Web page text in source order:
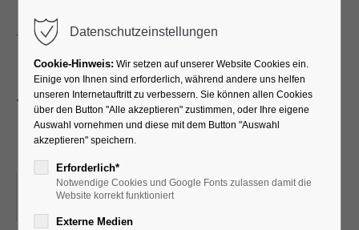
Tanzcafé - mit dem Gute
Laune Duo
11.08.2024, 15:00
Datenschutzeinstellungen
Cookie-Hinweis: Wir setzen auf unserer Website Cookies ein.
Einige von Ihnen sind erforderlich, während andere uns helfen
unseren Internetauftritt zu verbessern. Sie können allen Cookies
über den Button "Alle akzeptieren" zustimmen, oder Ihre eigene
Auswahl vornehmen und diese mit dem Button "Auswahl
akzeptieren" speichern.
Erforderlich*
Notwendige Cookies und Google Fonts zulassen damit die
Website korrekt funktioniert
Externe Medien